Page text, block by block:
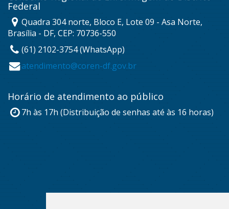
Federal
Quadra 304 norte, Bloco E, Lote 09 - Asa Norte,
Brasília - DF, CEP: 70736-550
(61) 2102-3754 (WhatsApp)
atendimento@coren-df.gov.br
Horário de atendimento ao público
7h às 17h (Distribuição de senhas até às 16 horas)